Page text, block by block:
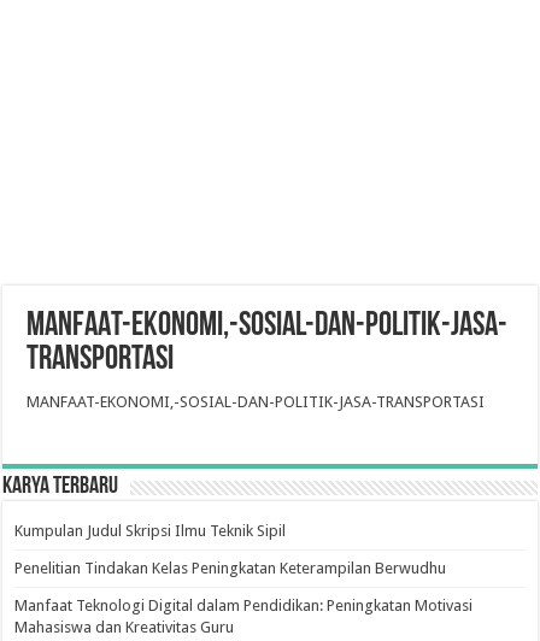
MANFAAT-EKONOMI,-SOSIAL-DAN-POLITIK-JASA-
TRANSPORTASI
MANFAAT-EKONOMI,-SOSIAL-DAN-POLITIK-JASA-TRANSPORTASI
Karya Terbaru
Kumpulan Judul Skripsi Ilmu Teknik Sipil
Penelitian Tindakan Kelas Peningkatan Keterampilan Berwudhu
Manfaat Teknologi Digital dalam Pendidikan: Peningkatan Motivasi
Mahasiswa dan Kreativitas Guru